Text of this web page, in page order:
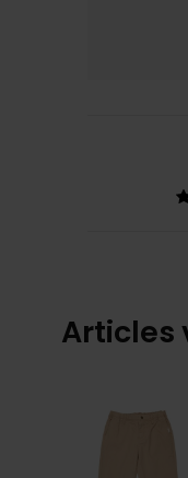
Articles